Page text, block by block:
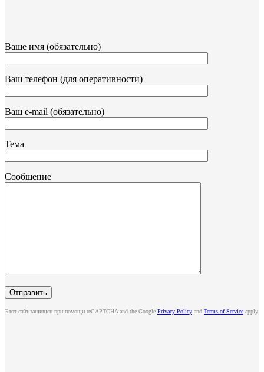
Ваше имя (обязательно)
Ваш телефон (для оперативности)
Ваш e-mail (обязательно)
Тема
Сообщение
Этот сайт защищен при помощи reCAPTCHA and the Google Privacy Policy and Terms of Service apply.